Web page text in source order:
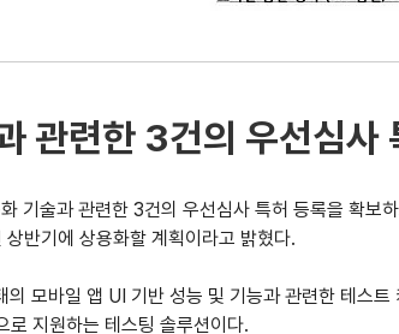
관련한 3건의 우선심사
기술과 관련한 3건의 우선심사 특허 등록을 확보
기에 상용화할 계획이라고 밝혔다.
모바일 앱 UI 기반 성능 및 기능과 관련한 테스트
로 지원하는 테스팅 솔루션이다.